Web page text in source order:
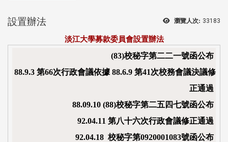
瀏覽人次: 33183
設置辦法
淡江大學募款委員會設置辦法
(83)校秘字第二二一號函公布
88.9.3 第66次行政會議依據 88.6.9 第41次校務會議決議修
正通過
88.09.10 (88)校秘字第二五四七號函公布
92.04.11 第八十六次行政會議修正通過
92.04.18 校秘字第0920001083號函公布